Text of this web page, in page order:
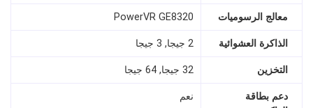
معالج الرسوميات PowerVR GE8320
الذاكرة العشوائية 2 جيجا, 3 جيجا
التخزين 32 جيجا, 64 جيجا
دعم بطاقة
نعم